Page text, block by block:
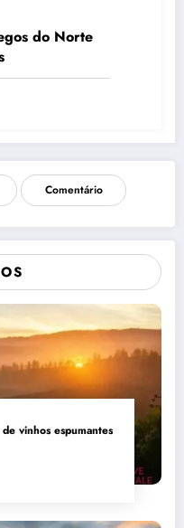
do Norte
Comentário
vinhos espumantes